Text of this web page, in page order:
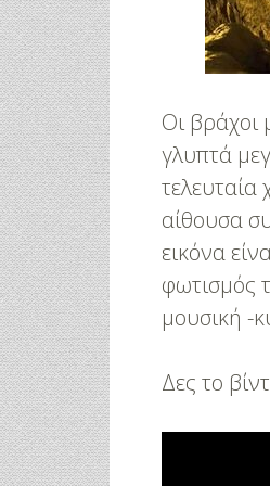
Οι βράχοι
γλυπτά
τελευταία
αίθουσα
εικόνα
φωτισμός
μουσική -
Δες το
3 Προτάσεις Για
Για Όλα Τα Γούστα!